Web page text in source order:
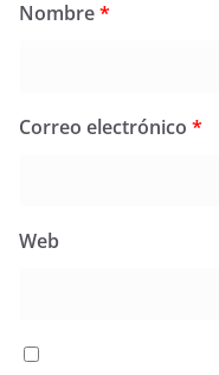
Nombre*
Correo electrónico *
Web